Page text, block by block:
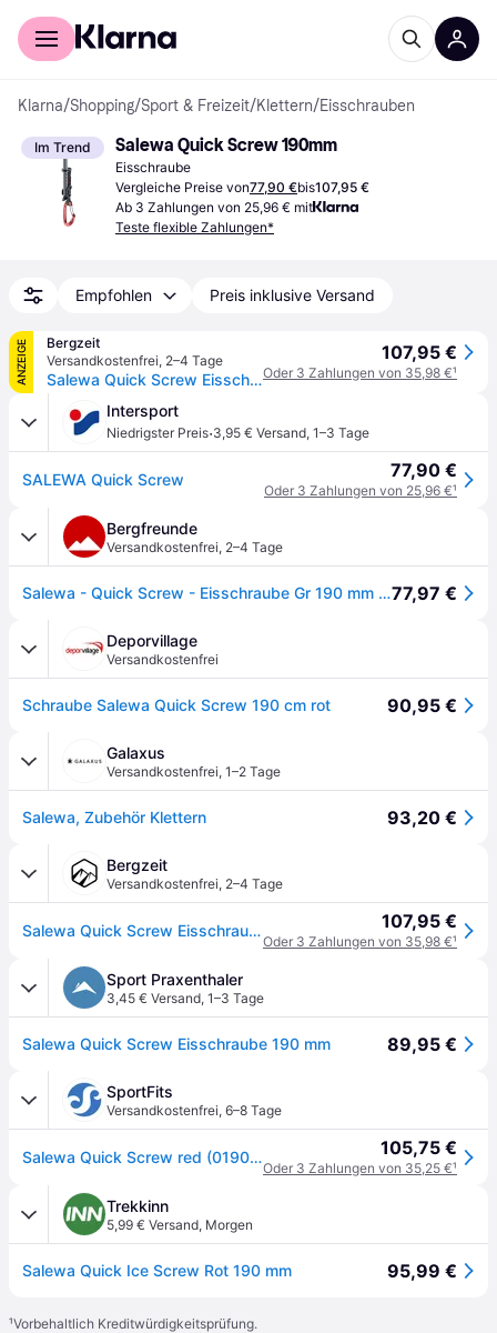
Für Shopper
Klarna/Shopping/Sport & Freizeit/Klettern/Eisschrauben
Im Trend Salewa Quick Screw 190mm
Eisschraube
Vergleiche Preise von77,90 €bis107,95 €
Ab 3 Zahlungen von 25,96 € mit
Teste flexible Zahlungen*
Empfohlen Preis inklusive Versand
ANZEIGE
Bergzeit
Versandkostenfrei, 2–4 Tage
Salewa Quick Screw Eisschraube
107,95 €
Oder 3 Zahlungen von 35,98 €¹
Intersport
Niedrigster Preis·3,95 € Versand, 1–3 Tage
SALEWA Quick Screw 77,90 €
Oder 3 Zahlungen von 25,96 €¹
Bergfreunde
Versandkostenfrei, 2–4 Tage
Salewa - Quick Screw - Eisschraube Gr 190 mm rot77,97 €
Deporvillage
Versandkostenfrei
Schraube Salewa Quick Screw 190 cm rot 90,95 €
Galaxus
Versandkostenfrei, 1–2 Tage
Salewa, Zubehör Klettern 93,20 €
Bergzeit
Versandkostenfrei, 2–4 Tage
Salewa Quick Screw Eisschraube 107,95 €
Oder 3 Zahlungen von 35,98 €¹
Sport Praxenthaler
3,45 € Versand, 1–3 Tage
Salewa Quick Screw Eisschraube 190 mm 89,95 €
SportFits
Versandkostenfrei, 6–8 Tage
Salewa Quick Screw red (0190) 190 105,75 €
Oder 3 Zahlungen von 35,25 €¹
Trekkinn
5,99 € Versand, Morgen
Salewa Quick Ice Screw Rot 190 mm 95,99 €
¹Vorbehaltlich Kreditwürdigkeitsprüfung.